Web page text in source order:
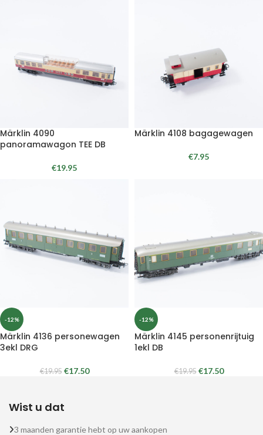
Märklin 4090
panoramawagon TEE DB
€19.95
Märklin 4108 bagagewagen
€7.95
-12%
Märklin 4136 personewagen
3ekl DRG
€19.95 €17.50
-12%
Märklin 4145 personenrijtuig
1ekl DB
€19.95 €17.50
Wist u dat
3 maanden garantie hebt op uw aankopen